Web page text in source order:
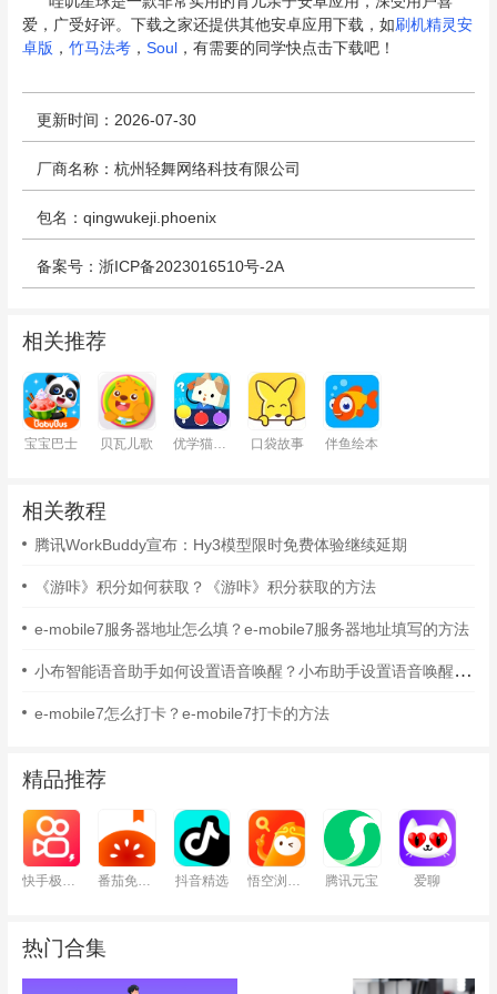
爱，广受好评。下载之家还提供其他安卓应用下载，如刷机精灵安
卓版 ， 竹马法考， Soul，有需要的同学快点击下载吧！
更新时间：2026-07-30
厂商名称：杭州轻舞网络科技有限公司
包名：qingwukeji.phoenix
备案号：浙ICP备2023016510号-2A
相关推荐
宝宝巴士 贝瓦儿歌 优学猫逻辑 口袋故事 伴鱼绘本
相关教程
腾讯WorkBuddy宣布：Hy3模型限时免费体验继续延期
《游咔》积分如何获取？《游咔》积分获取的方法
e-mobile7服务器地址怎么填？e-mobile7服务器地址填写的方法
小布智能语音助手如何设置语音唤醒？小布助手设置语音唤醒的方法
e-mobile7怎么打卡？e-mobile7打卡的方法
精品推荐
快手极速版 番茄免费小说 抖音精选 悟空浏览器 腾讯元宝 爱聊
热门合集